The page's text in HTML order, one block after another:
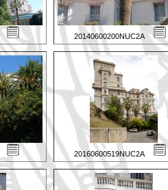
20140600200NUC2A
20160600519NUC2A